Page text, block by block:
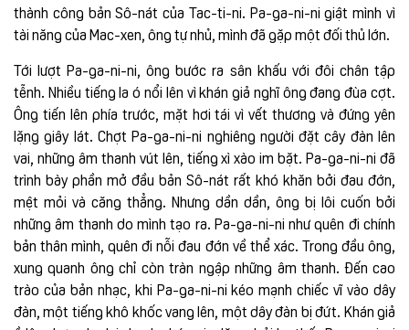
thành công bản Sô-nát của Tac-ti-ni. Pa-ga-ni-ni giật mình vì
tài năng của Mac-xen, ông tự nhủ, mình đã gặp một đối thủ lớn.
Tới lượt Pa-ga-ni-ni, ông bước ra sân khấu với đôi chân tập
tễnh. Nhiều tiếng la ó nổi lên vì khán giả nghĩ ông đang đùa cợt.
Ông tiến lên phía trước, mặt hơi tái vì vết thương và đứng yên
lặng giây lát. Chợt Pa-ga-ni-ni nghiêng người đặt cây đàn lên
vai, những âm thanh vút lên, tiếng xì xào im bặt. Pa-ga-ni-ni đã
trình bày phần mở đầu bản Sô-nát rất khó khăn bởi đau đớn,
mệt mỏi và căng thẳng. Nhưng dần dần, ông bị lôi cuốn bởi
những âm thanh do mình tạo ra. Pa-ga-ni-ni như quên đi chính
bản thân mình, quên đi nỗi đau đớn về thể xác. Trong đầu ông,
xung quanh ông chỉ còn tràn ngập những âm thanh. Đến cao
trào của bản nhạc, khi Pa-ga-ni-ni kéo mạnh chiếc vĩ vào dây
đàn, một tiếng khô khốc vang lên, một dây đàn bị đứt. Khán giả